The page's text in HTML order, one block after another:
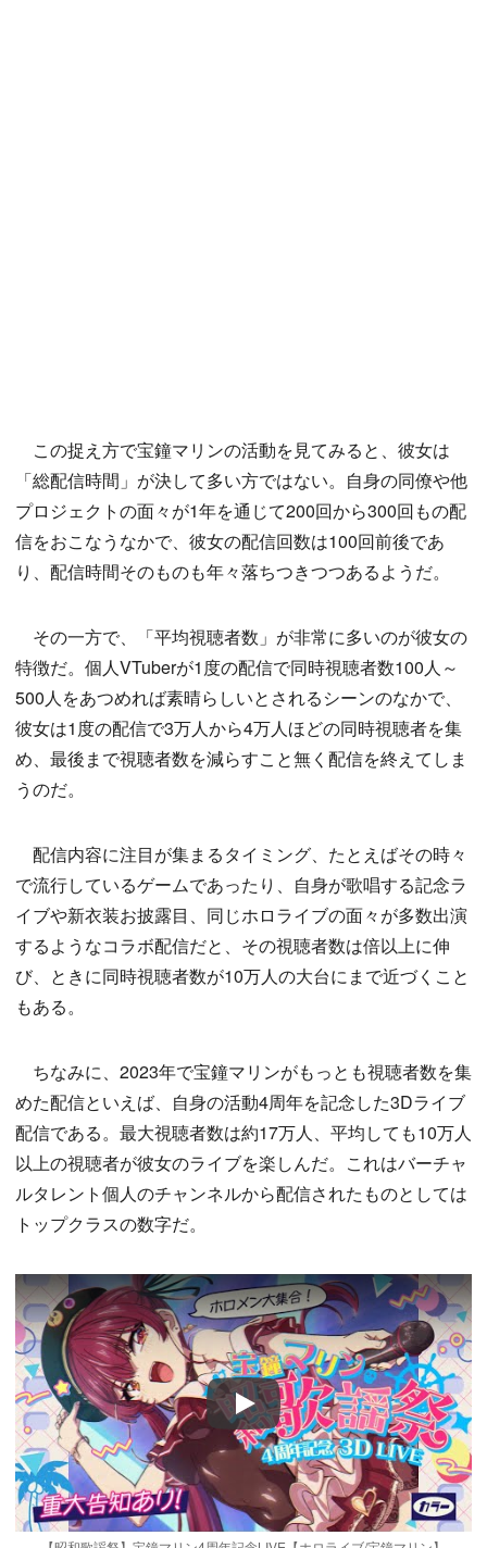
この捉え方で宝鐘マリンの活動を見てみると、彼女は
「総配信時間」が決して多い方ではない。自身の同僚や他
プロジェクトの面々が1年を通じて200回から300回もの配
信をおこなうなかで、彼女の配信回数は100回前後であ
り、配信時間そのものも年々落ちつきつつあるようだ。
その一方で、「平均視聴者数」が非常に多いのが彼女の
特徴だ。個人VTuberが1度の配信で同時視聴者数100人～
500人をあつめれば素晴らしいとされるシーンのなかで、
彼女は1度の配信で3万人から4万人ほどの同時視聴者を集
め、最後まで視聴者数を減らすこと無く配信を終えてしま
うのだ。
配信内容に注目が集まるタイミング、たとえばその時々
で流行しているゲームであったり、自身が歌唱する記念ラ
イブや新衣装お披露目、同じホロライブの面々が多数出演
するようなコラボ配信だと、その視聴者数は倍以上に伸
び、ときに同時視聴者数が10万人の大台にまで近づくこと
もある。
ちなみに、2023年で宝鐘マリンがもっとも視聴者数を集
めた配信といえば、自身の活動4周年を記念した3Dライブ
配信である。最大視聴者数は約17万人、平均しても10万人
以上の視聴者が彼女のライブを楽しんだ。これはバーチャ
ルタレント個人のチャンネルから配信されたものとしては
トップクラスの数字だ。
Play